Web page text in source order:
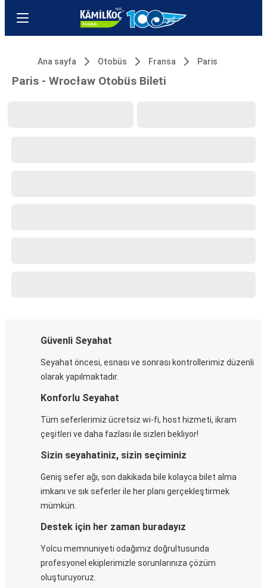
Ana sayfa Otobüs Fransa Paris
Paris - Wrocław Otobüs Bileti
Güvenli Seyahat
Seyahat öncesi, esnası ve sonrası kontrollerimiz düzenli
olarak yapılmaktadır.
Konforlu Seyahat
Tüm seferlerimiz ücretsiz wi-fi, host hizmeti, ikram
çeşitleri ve daha fazlası ile sizleri bekliyor!
Sizin seyahatiniz, sizin seçiminiz
Geniş sefer ağı, son dakikada bile kolayca bilet alma
imkanı ve sık seferler ile her planı gerçekleştirmek
mümkün.
Destek için her zaman buradayız
Yolcu memnuniyeti odağımız doğrultusunda
profesyonel ekiplerimizle sorunlarınıza çözüm
oluşturuyoruz.